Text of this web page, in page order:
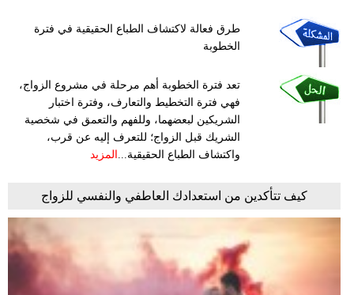
طرق فعالة لاكتشاف الطباع الحقيقية في فترة
الخطوبة
تعد فترة الخطوبة أهم مرحلة في مشروع الزواج،
فهي فترة التخطيط والتعارف، وفترة اختبار
الشريكين لبعضهما، وللفهم والتعمق في شخصية
الشريك قبل الزواج؛ للتعرف إليه عن قرب،
واكتشاف الطباع الحقيقية... المزيد
كيف تتأكدين من استعدادك العاطفي والنفسي للزواج